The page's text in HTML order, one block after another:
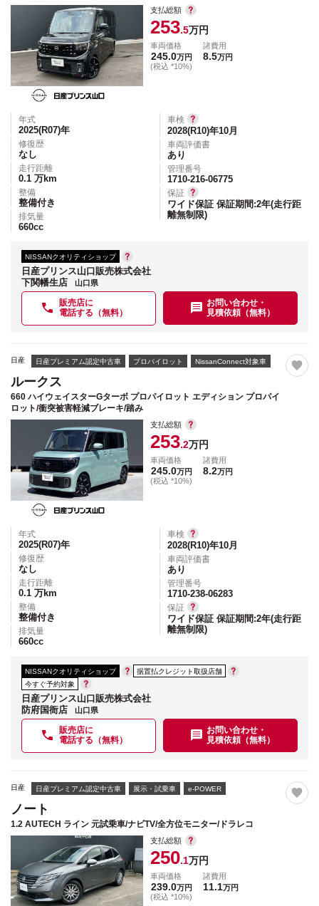
支払総額
253.5万円
車両価格
245.0万円
(税込 *10%)
諸費用
8.5万円
年式
2025(R07)年
修復歴
なし
走行距離
0.1 万km
整備
整備付き
排気量
660cc
車検
2028(R10)年10月
車両評価書
あり
管理番号
1710-216-06775
保証
ワイド保証 保証期間:2年(走行距
離無制限)
NISSANクオリティショップ
日産プリンス山口販売株式会社
下関幡生店
山口県
販売店に
電話する（無料）
お問い合わせ・
見積依頼（無料）
日産 日産プレミアム認定中古車 プロパイロット NissanConnect対象車
ルークス
660 ハイウェイスターGターボ プロパイロット エディション プロパイ
ロット/衝突被害軽減ブレーキ/踏み
支払総額
253.2万円
車両価格
245.0万円
(税込 *10%)
諸費用
8.2万円
年式
2025(R07)年
修復歴
なし
走行距離
0.1 万km
整備
整備付き
排気量
660cc
車検
2028(R10)年10月
車両評価書
あり
管理番号
1710-238-06283
保証
ワイド保証 保証期間:2年(走行距
離無制限)
NISSANクオリティショップ
据置払クレジット取扱店舗
今すぐ予約対象
日産プリンス山口販売株式会社
防府国衙店
山口県
販売店に
電話する（無料）
お問い合わせ・
見積依頼（無料）
日産 日産プレミアム認定中古車 展示・試乗車 e-POWER
ノート
1.2 AUTECH ライン 元試乗車/ナビTV/全方位モニター/ドラレコ
支払総額
250.1万円
車両価格
239.0万円
(税込 *10%)
諸費用
11.1万円